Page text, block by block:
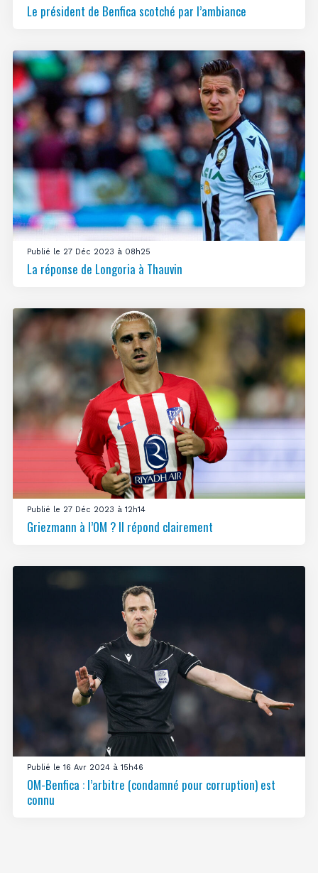
Le président de Benfica scotché par l’ambiance
Publié le 27 Déc 2023 à 08h25
La réponse de Longoria à Thauvin
Publié le 27 Déc 2023 à 12h14
Griezmann à l’OM ? Il répond clairement
Publié le 16 Avr 2024 à 15h46
OM-Benfica : l’arbitre (condamné pour corruption) est
connu